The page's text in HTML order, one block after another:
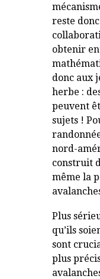
reste
obtenir
donc aux
herbe :
peuvent
sujets !
nord-
construit
même la
Plus
qu’ils
sont
plus